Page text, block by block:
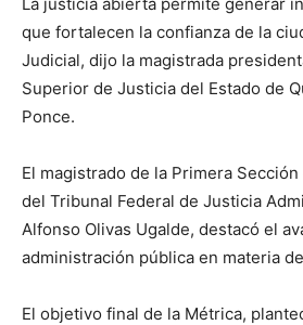
que fortalecen la confianza de la
Judicial, dijo la magistrada
Superior de Justicia del Estado de
Ponce.
El magistrado de la Primera
del Tribunal Federal de Justicia
Alfonso Olivas Ugalde, destacó el
administración pública en materia
El objetivo final de la Métrica,